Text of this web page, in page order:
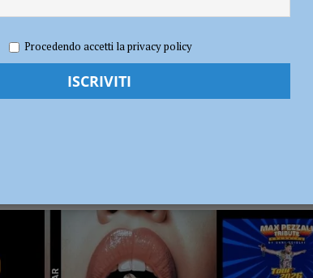
la situazione nella provincia di Piacenza” POLITICA
Procedendo accetti la privacy policy